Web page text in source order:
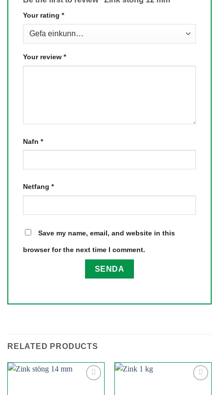
Your rating *
Your review *
Nafn *
Netfang *
Save my name, email, and website in this
browser for the next time I comment.
RELATED PRODUCTS